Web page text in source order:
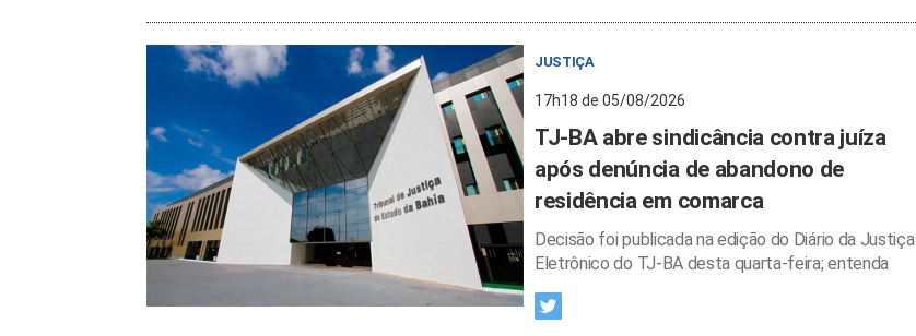
JUSTIÇA
17h18 de 05/08/2026
TJ-BA abre sindicância contra juíza
após denúncia de abandono de
residência em comarca
Decisão foi publicada na edição do Diário da Justiça
Eletrônico do TJ-BA desta quarta-feira; entenda